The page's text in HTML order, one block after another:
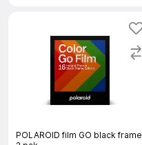
POLAROID film GO black frame